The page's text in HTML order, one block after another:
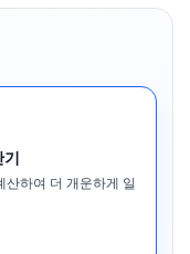
하여 더 개운하게 일